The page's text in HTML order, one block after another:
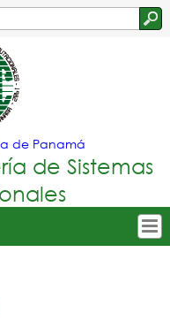
de Panamá
de Sistemas